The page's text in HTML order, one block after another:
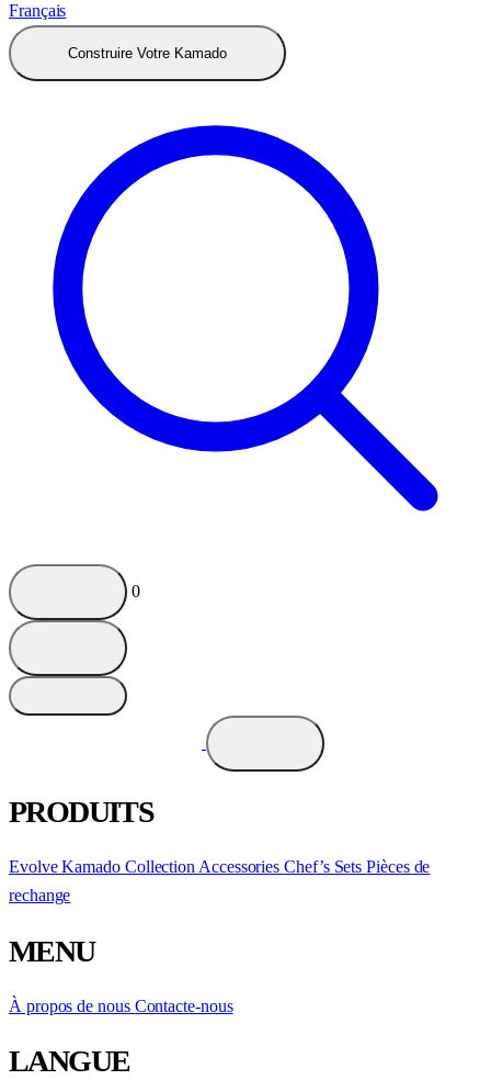
Français
Construire Votre Kamado
0
PRODUITS
Evolve Kamado CollectionAccessoriesChef’s SetsPièces de
rechange
MENU
À propos de nous Contacte-nous
LANGUE